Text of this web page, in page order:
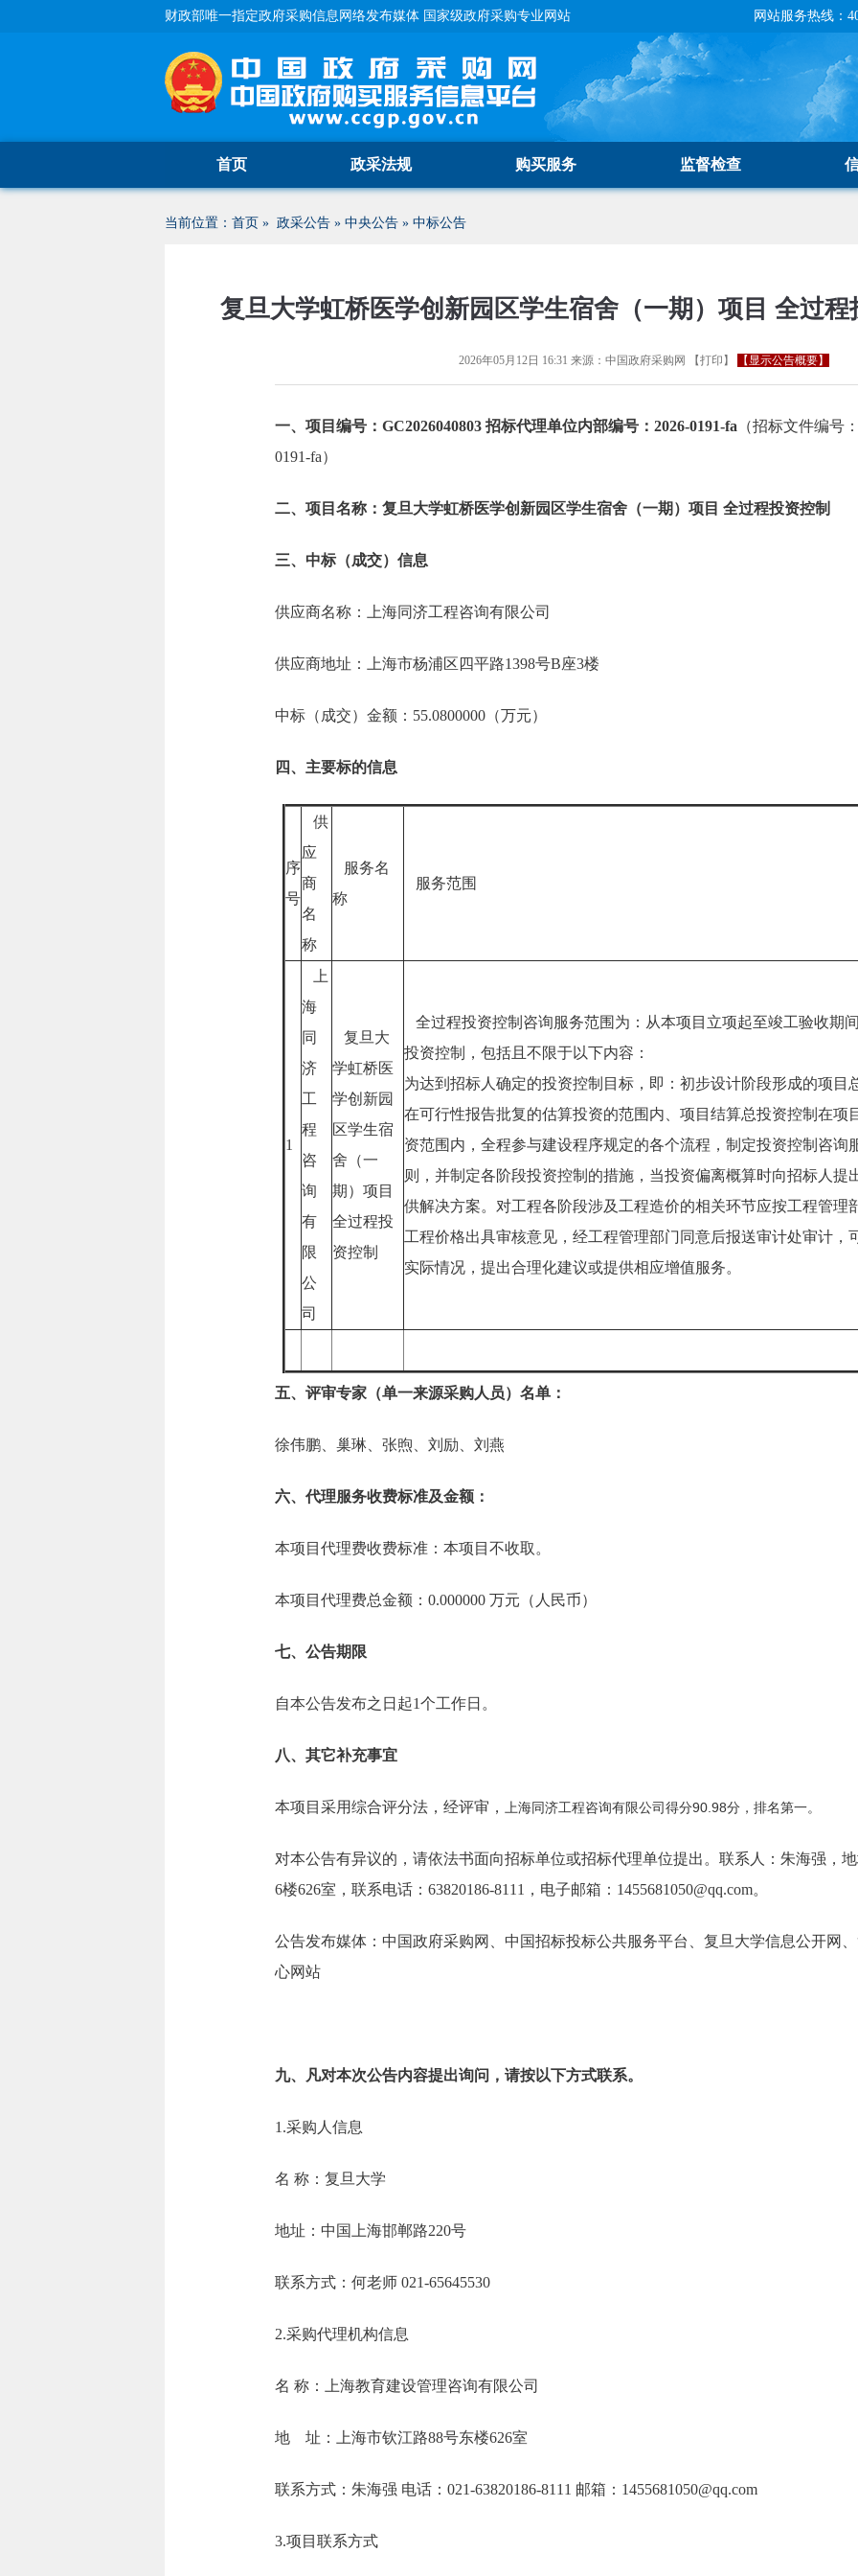
财政部唯一指定政府采购信息网络发布媒体 国家级政府采购专业网站 网站服务热线：
首页 政采法规 购买服务 监督检查
当前位置： 首页 » 政采公告 » 中央公告 » 中标公告
复旦大学虹桥医学创新园区学生宿舍（一期）项目 全过
2026年05月12日 16:31 来源： 中国政府采购网 【打印 】 【显示公告概要】
一、项目编号：GC2026040803 招标代理单位内部编号：2026-0191-fa （招标文件编号
0191-fa）
二、项目名称：复旦大学虹桥医学创新园区学生宿舍（一期）项目 全过程投资控制
三、中标（成交）信息
供应商名称：上海同济工程咨询有限公司
供应商地址：上海市杨浦区四平路1398号B座3楼
中标（成交）金额：55.0800000（万元）
四、主要标的信息
序
号
供
应
商
名
称
服务名
称
服务范围
1
上
海
同
济
工
程
咨
询
有
限
公
司
复旦大
学虹桥医
学创新园
区学生宿
舍（一
期）项目
全过程投
资控制
全过程投资控制咨询服务范围为：从本项目立项起至竣工验收期
投资控制，包括且不限于以下内容：
为达到招标人确定的投资控制目标，即：初步设计阶段形成的项目
在可行性报告批复的估算投资的范围内、项目结算总投资控制在项
资范围内，全程参与建设程序规定的各个流程，制定投资控制咨询
则，并制定各阶段投资控制的措施，当投资偏离概算时向招标人提
供解决方案。对工程各阶段涉及工程造价的相关环节应按工程管理
工程价格出具审核意见，经工程管理部门同意后报送审计处审计，
实际情况，提出合理化建议或提供相应增值服务。
五、评审专家（单一来源采购人员）名单：
徐伟鹏、巢琳、张煦、刘励、刘燕
六、代理服务收费标准及金额：
本项目代理费收费标准：本项目不收取。
本项目代理费总金额：0.000000 万元（人民币）
七、公告期限
自本公告发布之日起1个工作日。
八、其它补充事宜
本项目采用综合评分法，经评审， 上海同济工程咨询有限公司得分90.98分，排名第一。
对本公告有异议的，请依法书面向招标单位或招标代理单位提出。联系人：朱海强，
6楼626室，联系电话：63820186-8111，电子邮箱：1455681050@qq.com。
公告发布媒体：中国政府采购网、中国招标投标公共服务平台、复旦大学信息公开网
心网站
九、凡对本次公告内容提出询问，请按以下方式联系。
1.采购人信息
名 称：复旦大学
地址：中国上海邯郸路220号
联系方式：何老师 021-65645530
2.采购代理机构信息
名 称：上海教育建设管理咨询有限公司
地 址：上海市钦江路88号东楼626室
联系方式：朱海强 电话：021-63820186-8111 邮箱：
3.项目联系方式